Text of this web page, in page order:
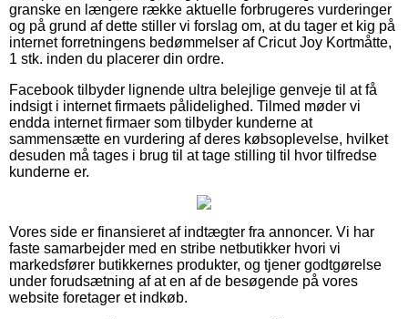
granske en længere række aktuelle forbrugeres vurderinger
og på grund af dette stiller vi forslag om, at du tager et kig på
internet forretningens bedømmelser af Cricut Joy Kortmåtte,
1 stk. inden du placerer din ordre.
Facebook tilbyder lignende ultra belejlige genveje til at få
indsigt i internet firmaets pålidelighed. Tilmed møder vi
endda internet firmaer som tilbyder kunderne at
sammensætte en vurdering af deres købsoplevelse, hvilket
desuden må tages i brug til at tage stilling til hvor tilfredse
kunderne er.
Vores side er finansieret af indtægter fra annoncer. Vi har
faste samarbejder med en stribe netbutikker hvori vi
markedsfører butikkernes produkter, og tjener godtgørelse
under forudsætning af at en af de besøgende på vores
website foretager et indkøb.